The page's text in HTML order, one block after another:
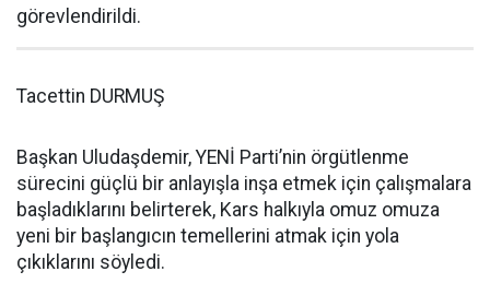
görevlendirildi.
Tacettin DURMUŞ
Başkan Uludaşdemir, YENİ Parti’nin örgütlenme
sürecini güçlü bir anlayışla inşa etmek için çalışmalara
başladıklarını belirterek, Kars halkıyla omuz omuza
yeni bir başlangıcın temellerini atmak için yola
çıkıklarını söyledi.